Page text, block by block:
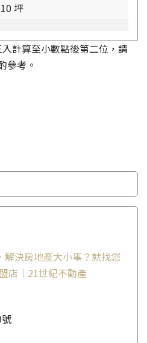
坪
計算至小數點後第二位，請
參考。